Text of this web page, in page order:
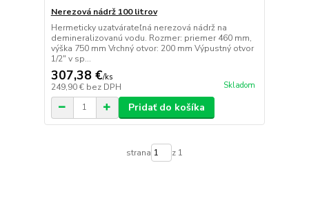
Nerezová nádrž 100 litrov
Hermeticky uzatvárateľná nerezová nádrž na
demineralizovanú vodu. Rozmer: priemer 460 mm,
výška 750 mm Vrchný otvor: 200 mm Výpustný otvor
1/2" v sp...
307,38 €/ks
249,90 € bez DPH Skladom
Pridať do košíka
strana z 1